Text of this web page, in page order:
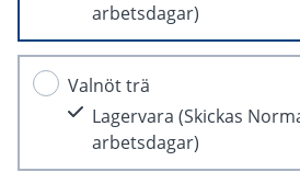
arbetsdagar)
Valnöt trä
Lagervara (Skickas
arbetsdagar)